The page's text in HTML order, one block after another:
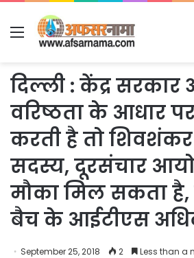
Menu
दिल्ली : केंद्र सरकार
वरिष्ठता के आधार
करती है तो
सदस्य, दूरसंचार
मौका मिल सकता है,
बैच के आईटीएस
September 25, 2018 2 Less than a